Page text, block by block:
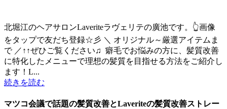
北堀江のヘアサロンLaveriteラヴェリテの廣池です。👆画像
をタップで友だち登録☆彡 ＼ オリジナル～厳選アイテムま
で ／↑↑ぜひご覧ください♫ 癖毛でお悩みの方に、髪質改善
に特化したメニューで理想の髪質を目指せる方法をご紹介し
ます！L...
続きを読む
マツコ会議で話題の髪質改善とLaveriteの髪質改善ストレー